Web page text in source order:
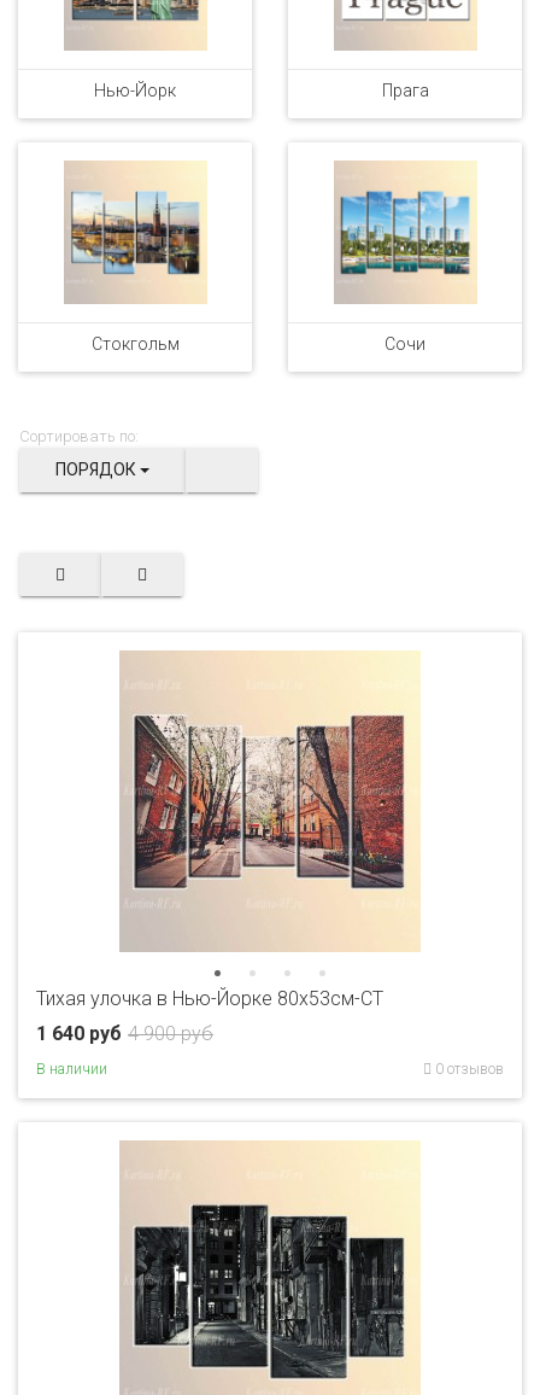
Нью-Йорк Прага
Стокгольм Сочи
Сортировать по:
ПОРЯДОК
Тихая улочка в Нью-Йорке 80x53см-CT
4 900 руб
1 640 руб
В наличии 0 отзывов